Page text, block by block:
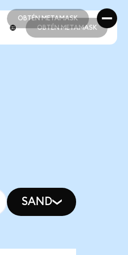
OBTÉN METAMASK
OBTÉN METAMASK
OBTÉN METAMASK
SAND